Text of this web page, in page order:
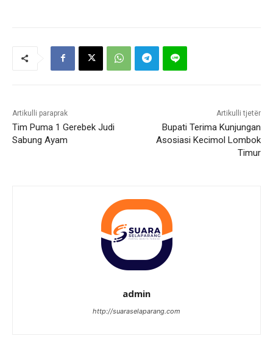
Artikulli paraprak
Tim Puma 1 Gerebek Judi
Sabung Ayam
Artikulli tjetër
Bupati Terima Kunjungan
Asosiasi Kecimol Lombok
Timur
admin
http://suaraselaparang.com